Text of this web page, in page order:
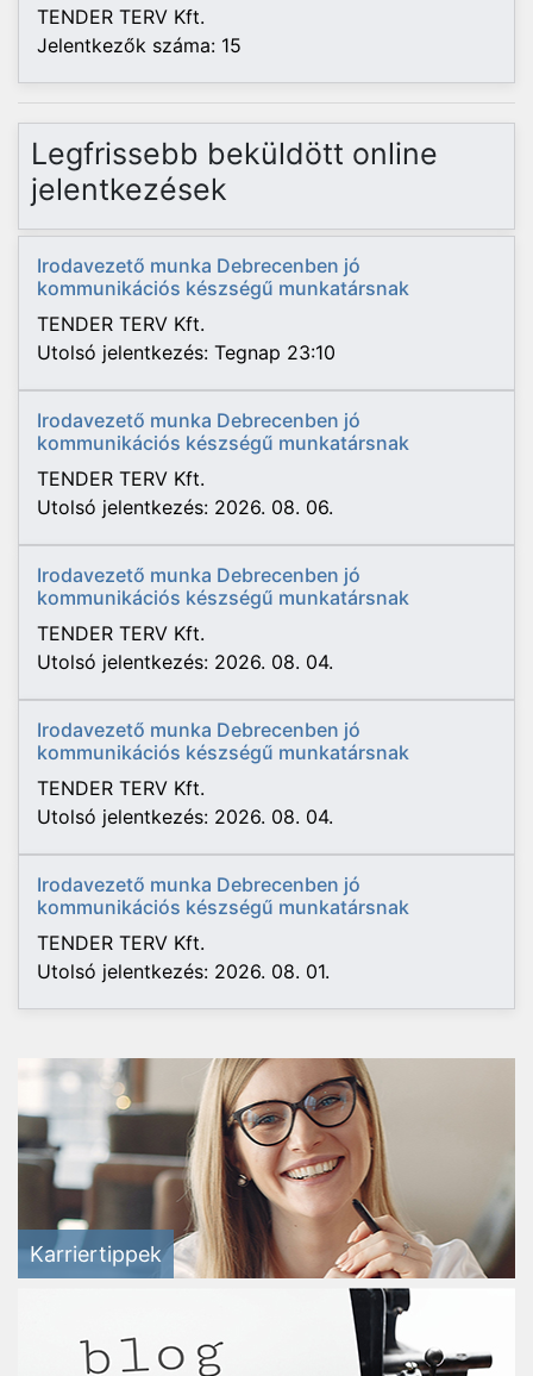
TENDER TERV Kft.
Jelentkezők száma: 15
Legfrissebb beküldött online
jelentkezések
Irodavezető munka Debrecenben jó
kommunikációs készségű munkatársnak
TENDER TERV Kft.
Utolsó jelentkezés: Tegnap 23:10
Irodavezető munka Debrecenben jó
kommunikációs készségű munkatársnak
TENDER TERV Kft.
Utolsó jelentkezés: 2026. 08. 06.
Irodavezető munka Debrecenben jó
kommunikációs készségű munkatársnak
TENDER TERV Kft.
Utolsó jelentkezés: 2026. 08. 04.
Irodavezető munka Debrecenben jó
kommunikációs készségű munkatársnak
TENDER TERV Kft.
Utolsó jelentkezés: 2026. 08. 04.
Irodavezető munka Debrecenben jó
kommunikációs készségű munkatársnak
TENDER TERV Kft.
Utolsó jelentkezés: 2026. 08. 01.
Karriertippek